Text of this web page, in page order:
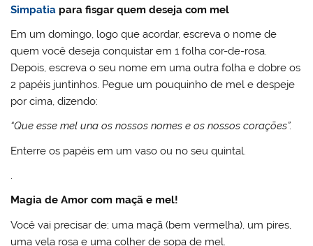
Simpatia para fisgar quem deseja com mel
Em um domingo, logo que acordar, escreva o nome de
quem você deseja conquistar em 1 folha cor-de-rosa.
Depois, escreva o seu nome em uma outra folha e dobre os
2 papéis juntinhos. Pegue um pouquinho de mel e despeje
por cima, dizendo:
“Que esse mel una os nossos nomes e os nossos corações”.
Enterre os papéis em um vaso ou no seu quintal.
.
Magia de Amor com maçã e mel!
Você vai precisar de; uma maçã (bem vermelha), um pires,
uma vela rosa e uma colher de sopa de mel.